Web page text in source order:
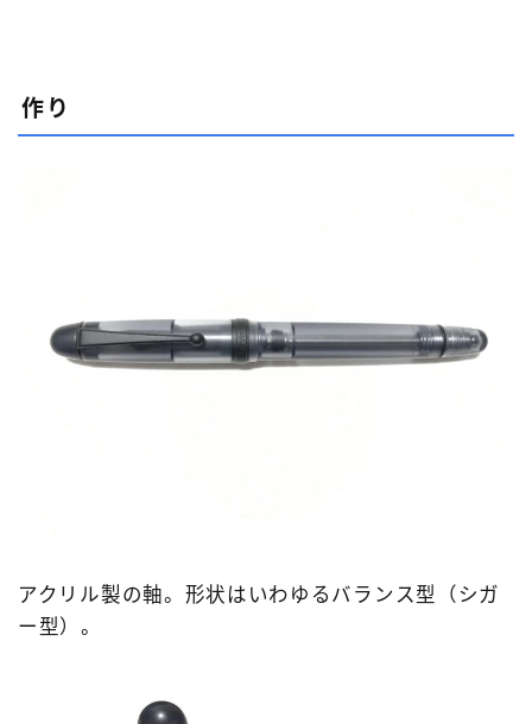
作り
アクリル製の軸。形状はいわゆるバランス型（シガ
ー型）。